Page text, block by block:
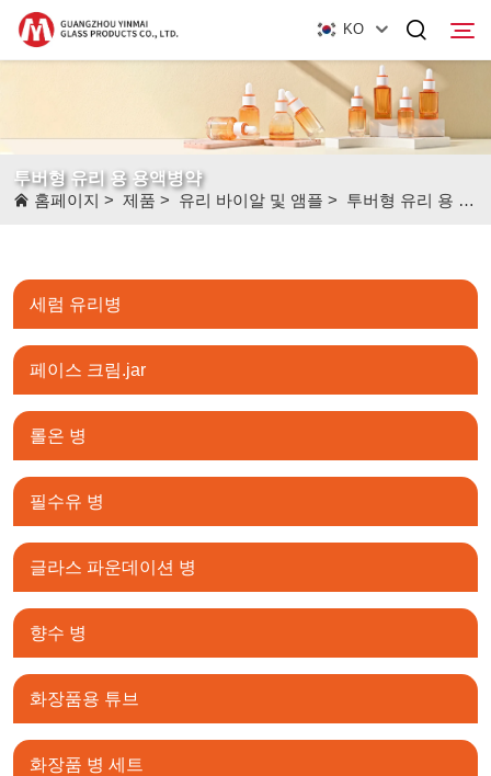
KO
제품
뉴스
문의하기
투버형 유리 용 용액병약
홈페이지 > 제품 > 유리 바이알 및 앰플 > 투버형 유리 용 용액병약
세럼 유리병
페이스 크림.jar
롤온 병
필수유 병
글라스 파운데이션 병
향수 병
화장품용 튜브
화장품 병 세트